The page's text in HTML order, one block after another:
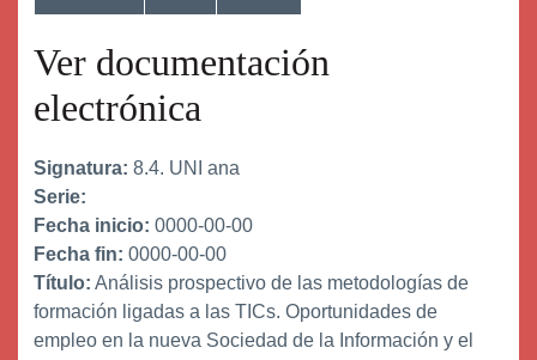
Ver documentación
electrónica
Signatura: 8.4. UNI ana
Serie:
Fecha inicio: 0000-00-00
Fecha fin: 0000-00-00
Título: Análisis prospectivo de las metodologías de
formación ligadas a las TICs. Oportunidades de
empleo en la nueva Sociedad de la Información y el